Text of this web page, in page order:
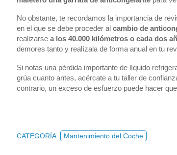
No obstante, te recordamos la importancia de
en el que se debe proceder al cambio de
realizarse a los 40.000 kilómetros o cada dos
demores tanto y realízala de forma anual en tu
Si notas una pérdida importante de líquido
grúa cuanto antes, acércate a tu taller de
contrario, un exceso de esfuerzo puede hacer
CATEGORÍA Mantenimiento del Coche